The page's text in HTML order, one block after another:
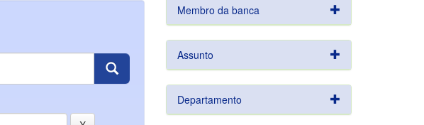
Membro da banca
Assunto
Departamento